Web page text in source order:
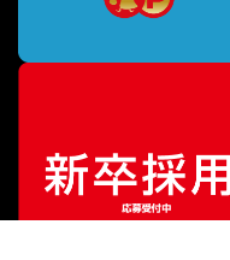
販売価格¥51,480（